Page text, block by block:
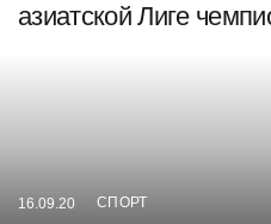
азиатской Лиге
16.09.20 СПОРТ